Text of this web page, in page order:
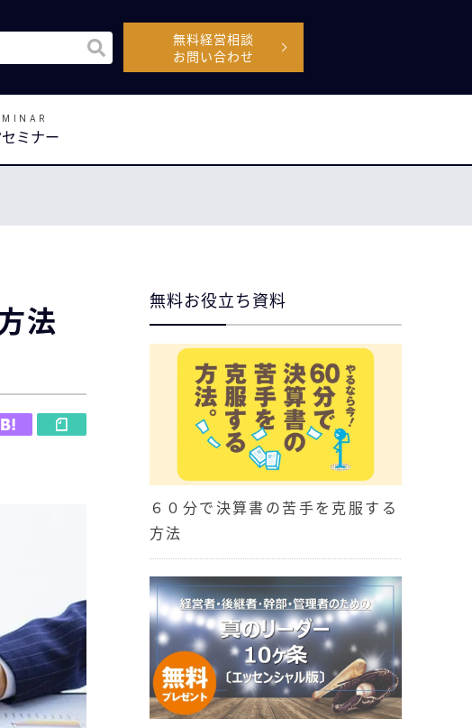
自動候補機能付きの検索フィールドです。
ルドが空なので、候補はありません。
無料経営相談
お問い合わせ
ミナー
法
無料お役立ち資料
６０分で決算書の苦手を克服する
方法